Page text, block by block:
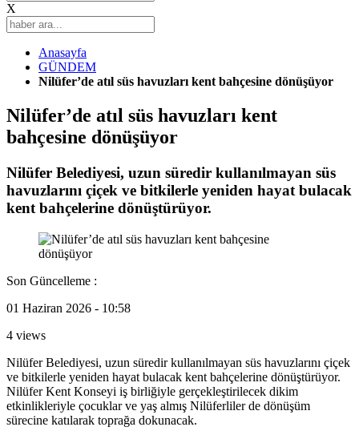
X
Anasayfa
GÜNDEM
Nilüfer’de atıl süs havuzları kent bahçesine dönüşüyor
Nilüfer’de atıl süs havuzları kent
bahçesine dönüşüyor
Nilüfer Belediyesi, uzun süredir kullanılmayan süs
havuzlarını çiçek ve bitkilerle yeniden hayat bulacak
kent bahçelerine dönüştürüyor.
Son Güncelleme :
01 Haziran 2026 - 10:58
4 views
Nilüfer Belediyesi, uzun süredir kullanılmayan süs havuzlarını çiçek
ve bitkilerle yeniden hayat bulacak kent bahçelerine dönüştürüyor.
Nilüfer Kent Konseyi iş birliğiyle gerçekleştirilecek dikim
etkinlikleriyle çocuklar ve yaş almış Nilüferliler de dönüşüm
sürecine katılarak toprağa dokunacak.